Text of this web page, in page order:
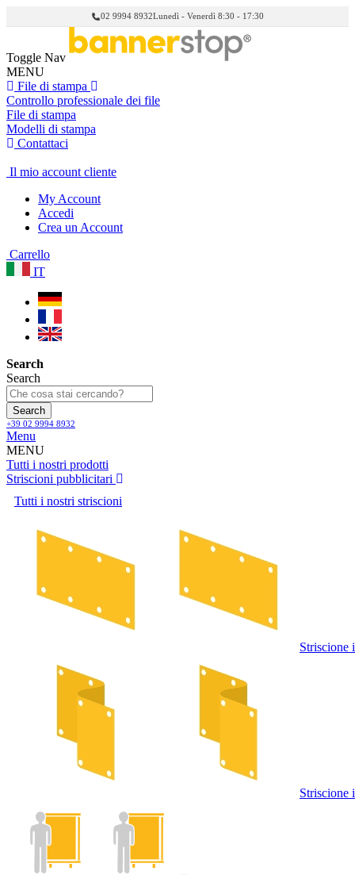
02 9994 8932Lunedì - Venerdì 8:30 - 17:30
Toggle Nav
MENU
File di stampa
Controllo professionale dei file
File di stampa
Modelli di stampa
Contattaci
Il mio account cliente
My Account
Accedi
Crea un Account
Carrello
IT
Search
Search
Search
+39 02 9994 8932
Menu
MENU
Tutti i nostri prodotti
Striscioni pubblicitari
Tutti i nostri striscioni
Striscione
Striscione